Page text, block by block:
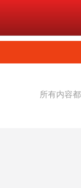
所有内容